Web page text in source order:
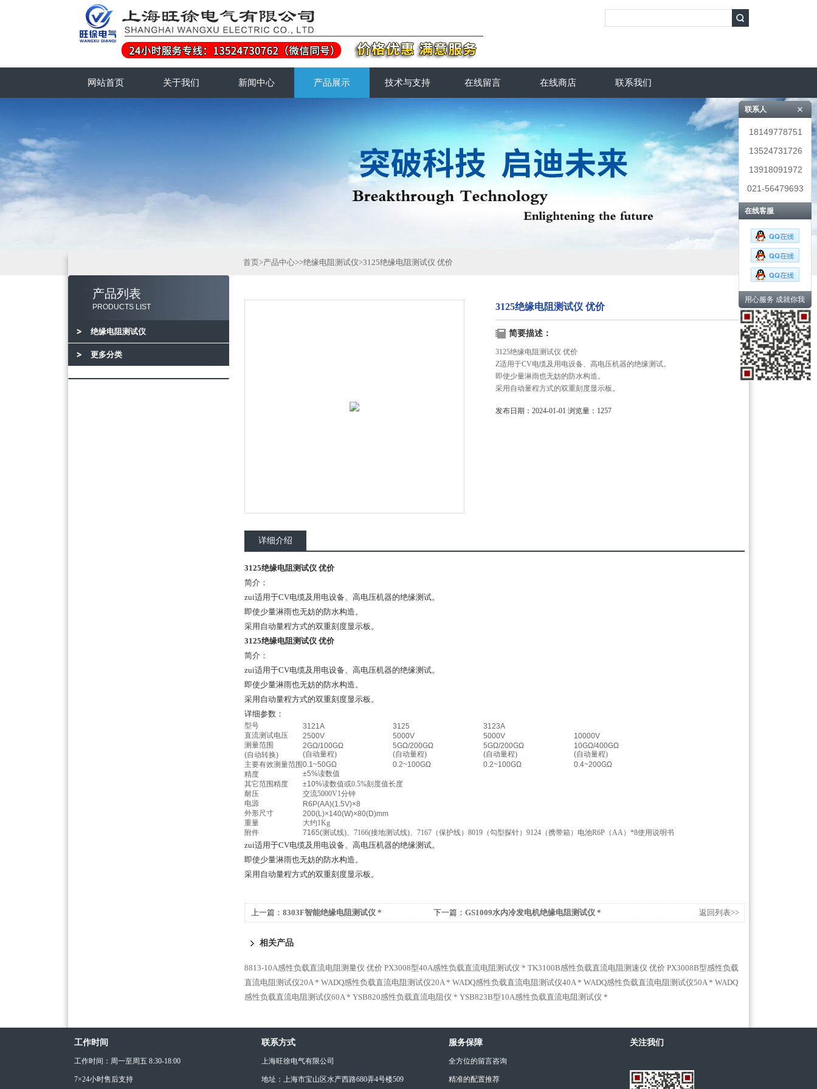
网站首页 关于我们 新闻中心 产品展示 技术与支持 在线留言 在线商店 联系我们
产品列表
PRODUCTS LIST
绝缘电阻测试仪
更多分类
首页>产品中心>>绝缘电阻测试仪>3125绝缘电阻测试仪 优价
3125绝缘电阻测试仪 优价
简要描述：
3125绝缘电阻测试仪 优价
Z适用于CV电缆及用电设备、高电压机器的绝缘测试。
即使少量淋雨也无妨的防水构造。
采用自动量程方式的双重刻度显示板。
发布日期：2024-01-01 浏览量：1257
详细介绍
3125绝缘电阻测试仪 优价
简介：
zui适用于CV电缆及用电设备、高电压机器的绝缘测试。
即使少量淋雨也无妨的防水构造。
采用自动量程方式的双重刻度显示板。
3125绝缘电阻测试仪 优价
简介：
zui适用于CV电缆及用电设备、高电压机器的绝缘测试。
即使少量淋雨也无妨的防水构造。
采用自动量程方式的双重刻度显示板。
详细参数：
型号 3121A 3125
3123A
直流测试电压
2500V 5000V 5000V
10000V
测量范围
(自动转换)
2GΩ/100GΩ
(自动量程)
5GΩ/200GΩ
(自动量程)
5GΩ/200GΩ
(自动量程)
10GΩ/400GΩ
(自动量程)
主要有效测量范围
精度
0.1~50GΩ 0.2~100GΩ 0.2~100GΩ
0.4~200GΩ
±5%读数值
其它范围精度
±10%读数值或0.5%刻度值长度
耐压
交流5000V1分钟
电源
R6P(AA)(1.5V)×8
外形尺寸
200(L)×140(W)×80(D)mm
重量
大约1Kg
附件
7165(测试线)、 7166(接地测试线)、 7167 （保护线） 8019 （勾型探针） 9124 （携带箱）电池R6P （AA） *8使用说明书
zui适用于CV电缆及用电设备、高电压机器的绝缘测试。
即使少量淋雨也无妨的防水构造。
采用自动量程方式的双重刻度显示板。
上一篇： 8303F智能绝缘电阻测试仪 * 下一篇： GS1009水内冷发电机绝缘电阻测试仪 * 返回列表>>
相关产品
8813-10A感性负载直流电阻测量仪 优价 PX3008型40A感性负载直流电阻测试仪 * TK3100B感性负载直流电阻测速仪 优价 PX3008B型感性负载
直流电阻测试仪20A * WADQ感性负载直流电阻测试仪20A * WADQ感性负载直流电阻测试仪40A * WADQ感性负载直流电阻测试仪50A * WADQ
感性负载直流电阻测试仪60A * YSB820感性负载直流电阻仪 * YSB823B型10A感性负载直流电阻测试仪 *
工作时间
工作时间：周一至周五 8:30-18:00
7×24小时售后支持
联系方式
上海旺徐电气有限公司
地址：上海市宝山区水产西路680弄4号楼509
服务保障
全方位的留言咨询
精准的配置推荐
关注我们
联系人
18149778751
13524731726
13918091972
021-56479693
在线客服
用心服务 成就你我